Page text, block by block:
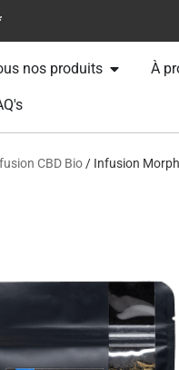
nos produits À
CBD Bio/ Infusion